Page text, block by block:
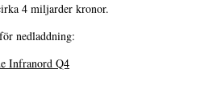
4 miljarder kronor.
nedladdning:
Infranord Q4